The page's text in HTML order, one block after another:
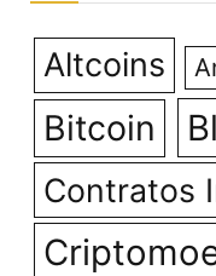
Altcoins
Bitcoin
Contratos